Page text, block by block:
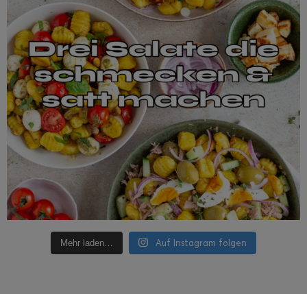
Mehr laden… Auf Instagram folgen